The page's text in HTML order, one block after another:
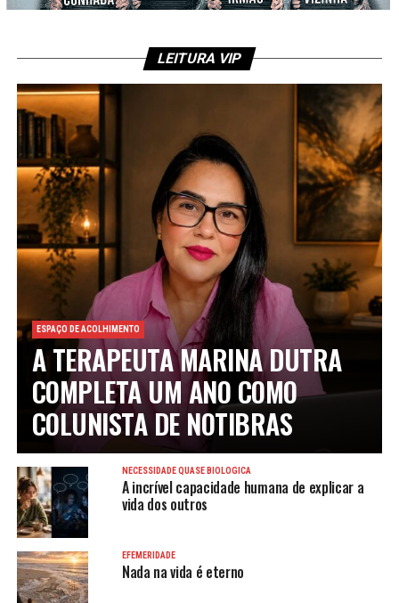
LEITURA VIP
ESPAÇO DE ACOLHIMENTO
A TERAPEUTA MARINA DUTRA
COMPLETA UM ANO COMO
COLUNISTA DE NOTIBRAS
NECESSIDADE QUASE BIOLÓGICA
A incrível capacidade humana de explicar a
vida dos outros
EFEMERIDADE
Nada na vida é eterno